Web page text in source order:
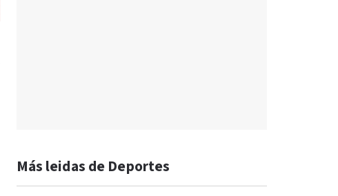
Más leidas de Deportes